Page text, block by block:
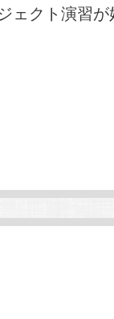
ェクト演習が